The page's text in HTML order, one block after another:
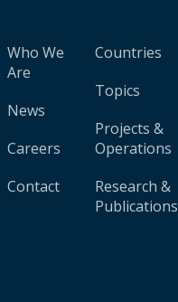
Who We
Are
News
Careers
Contact
Countries
Topics
Projects &
Operations
Research &
Publications